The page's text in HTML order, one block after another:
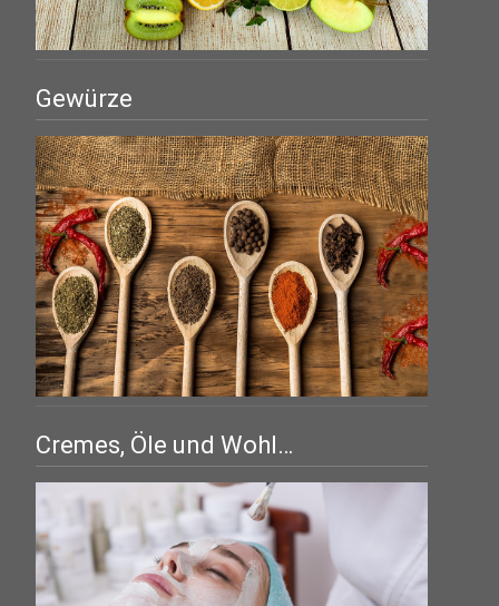
Gewürze
Cremes, Öle und Wohl…